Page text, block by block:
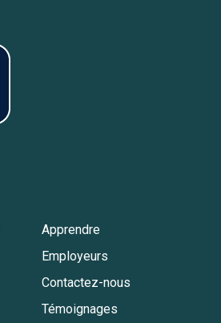
Apprendre
Employeurs
Contactez-nous
Témoignages